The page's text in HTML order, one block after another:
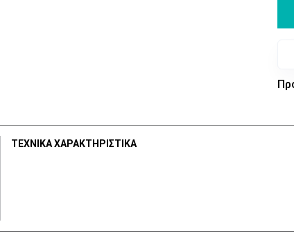
ΤΕΧΝΙΚΑ ΧΑΡΑΚΤΗΡΙΣΤΙΚΑ